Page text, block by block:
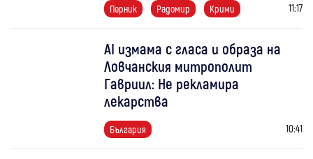
Перник Радомир Крими 11:17
AI измама с гласа и образа на
Ловчанския митрополит
Гавриил: Не рекламира
лекарства
България 10:41